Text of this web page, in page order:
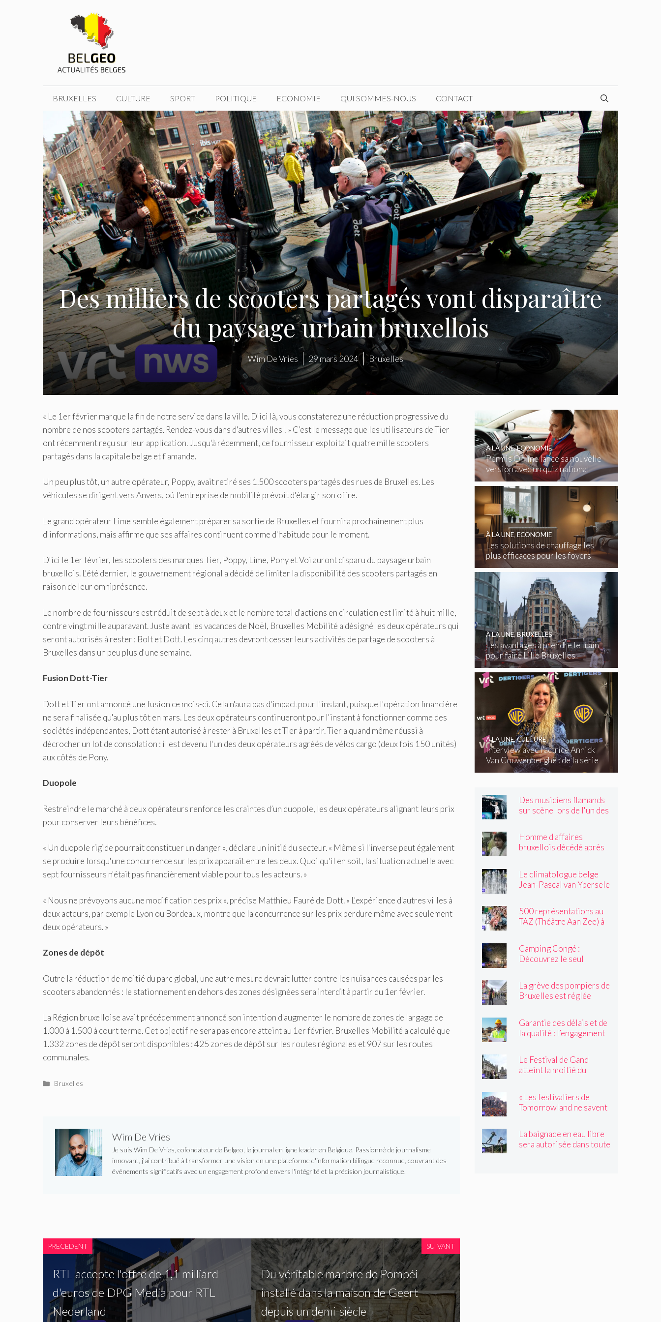
BRUXELLES CULTURE SPORT POLITIQUE ECONOMIE QUI SOMMES-NOUS CONTACT
Des milliers de scooters partagés vont disparaître
du paysage urbain bruxellois
Wim De Vries 29 mars 2024 Bruxelles
« Le 1er février marque la fin de notre service dans la ville. D'ici là, vous constaterez une réduction progressive du
nombre de nos scooters partagés. Rendez-vous dans d'autres villes ! » C’est le message que les utilisateurs de Tier
ont récemment reçu sur leur application. Jusqu'à récemment, ce fournisseur exploitait quatre mille scooters
partagés dans la capitale belge et flamande.
Un peu plus tôt, un autre opérateur, Poppy, avait retiré ses 1.500 scooters partagés des rues de Bruxelles. Les
véhicules se dirigent vers Anvers, où l'entreprise de mobilité prévoit d'élargir son offre.
Le grand opérateur Lime semble également préparer sa sortie de Bruxelles et fournira prochainement plus
d'informations, mais affirme que ses affaires continuent comme d'habitude pour le moment.
D'ici le 1er février, les scooters des marques Tier, Poppy, Lime, Pony et Voi auront disparu du paysage urbain
bruxellois. L'été dernier, le gouvernement régional a décidé de limiter la disponibilité des scooters partagés en
raison de leur omniprésence.
Le nombre de fournisseurs est réduit de sept à deux et le nombre total d'actions en circulation est limité à huit mille,
contre vingt mille auparavant. Juste avant les vacances de Noël, Bruxelles Mobilité a désigné les deux opérateurs qui
seront autorisés à rester : Bolt et Dott. Les cinq autres devront cesser leurs activités de partage de scooters à
Bruxelles dans un peu plus d'une semaine.
Fusion Dott-Tier
Dott et Tier ont annoncé une fusion ce mois-ci. Cela n'aura pas d'impact pour l'instant, puisque l'opération financière
ne sera finalisée qu'au plus tôt en mars. Les deux opérateurs continueront pour l'instant à fonctionner comme des
sociétés indépendantes, Dott étant autorisé à rester à Bruxelles et Tier à partir. Tier a quand même réussi à
décrocher un lot de consolation : il est devenu l'un des deux opérateurs agréés de vélos cargo (deux fois 150 unités)
aux côtés de Pony.
Duopole
Restreindre le marché à deux opérateurs renforce les craintes d’un duopole, les deux opérateurs alignant leurs prix
pour conserver leurs bénéfices.
« Un duopole rigide pourrait constituer un danger », déclare un initié du secteur. « Même si l'inverse peut également
se produire lorsqu'une concurrence sur les prix apparaît entre les deux. Quoi qu'il en soit, la situation actuelle avec
sept fournisseurs n'était pas financièrement viable pour tous les acteurs. »
« Nous ne prévoyons aucune modification des prix », précise Matthieu Fauré de Dott. « L'expérience d'autres villes à
deux acteurs, par exemple Lyon ou Bordeaux, montre que la concurrence sur les prix perdure même avec seulement
deux opérateurs. »
Zones de dépôt
Outre la réduction de moitié du parc global, une autre mesure devrait lutter contre les nuisances causées par les
scooters abandonnés : le stationnement en dehors des zones désignées sera interdit à partir du 1er février.
La Région bruxelloise avait précédemment annoncé son intention d'augmenter le nombre de zones de largage de
1.000 à 1.500 à court terme. Cet objectif ne sera pas encore atteint au 1er février. Bruxelles Mobilité a calculé que
1.332 zones de dépôt seront disponibles : 425 zones de dépôt sur les routes régionales et 907 sur les routes
communales.
Catégories
Bruxelles
Wim De Vries
Je suis Wim De Vries, cofondateur de Belgeo, le journal en ligne leader en Belgique. Passionné de journalisme
innovant, j'ai contribué à transformer une vision en une plateforme d'information bilingue reconnue, couvrant des
événements significatifs avec un engagement profond envers l'intégrité et la précision journalistique.
PRECEDENT
RTL accepte l'offre de 1,1 milliard
d'euros de DPG Media pour RTL
Nederland
SUIVANT
Du véritable marbre de Pompéi
installé dans la maison de Geert
depuis un demi-siècle
Permis Online lance sa nouvelle
version avec un quiz national
gratuit
À LA UNE,ECONOMIE
Les solutions de chauffage les
plus efficaces pour les foyers
belges
À LA UNE, ECONOMIE
Les avantages à prendre le train
pour faire Lille Bruxelles
À LA UNE,BRUXELLES
Interview avec l’actrice Annick
Van Couwenberghe : de la série
télévisée Dertigers au court-
À LA UNE,CULTURE
Des musiciens flamands
sur scène lors de l'un des
Homme d'affaires
bruxellois décédé après
son passage, il souriait
toujours »
Le climatologue belge
Jean-Pascal van Ypersele
500 représentations au
TAZ (Théâtre Aan Zee) à
Camping Congé :
Découvrez le seul
La grève des pompiers de
Bruxelles est réglée
Garantie des délais et de
la qualité : l’engagement
Le Festival de Gand
atteint la moitié du
« Les festivaliers de
Tomorrowland ne savent
La baignade en eau libre
sera autorisée dans toute